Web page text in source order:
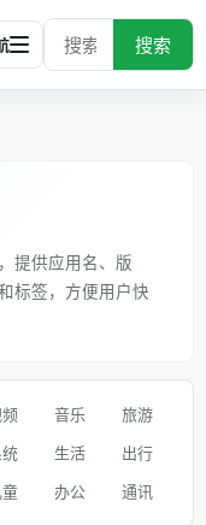
搜索
提供应用名、版
标签，方便用户快
音乐
旅游
生活
出行
童 办公 通讯